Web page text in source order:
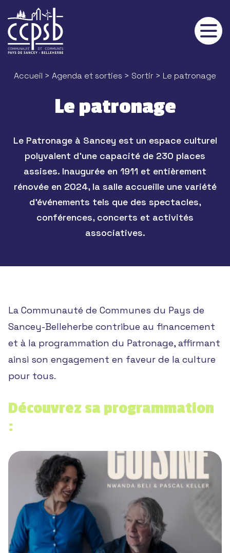
Accueil > Agenda et sorties > Sortir > Le patronage
Le patronage
Le Patronage à Sancey est un espace culturel
polyvalent d’une capacité de 230 places
assises. Inaugurée en 1911 et entièrement
rénovée en 2024, la salle accueille une variété
d’événements tels que des spectacles,
conférences, concerts et activités
associatives.
La Communauté de Communes du Pays de
Sancey-Belleherbe contribue au financement
et à la programmation du Patronage, affirmant
ainsi son engagement en faveur de la culture
pour tous.
Découvrez sa programmation
:
Panneau de gestion des cookies